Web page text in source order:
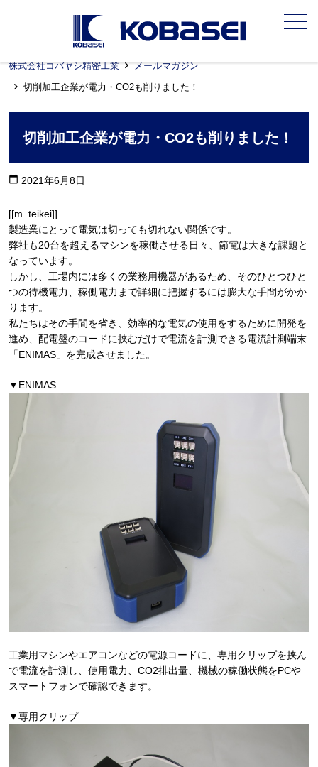
メニュー
株式会社コバヤシ精密工業
メールマガジン
切削加工企業が電力・CO2も削りました！
切削加工企業が電力・CO2も削りました！
calendar_today 2021年6月8日
[[m_teikei]]
製造業にとって電気は切っても切れない関係です。
弊社も20台を超えるマシンを稼働させる日々、節電は大きな課題と
なっています。
しかし、工場内には多くの業務用機器があるため、そのひとつひと
つの待機電力、稼働電力まで詳細に把握するには膨大な手間がかか
ります。
私たちはその手間を省き、効率的な電気の使用をするために開発を
進め、配電盤のコードに挟むだけで電流を計測できる電流計測端末
「ENIMAS」を完成させました。
▼ENIMAS
工業用マシンやエアコンなどの電源コードに、専用クリップを挟ん
で電流を計測し、使用電力、CO2排出量、機械の稼働状態をPCや
スマートフォンで確認できます。
▼専用クリップ